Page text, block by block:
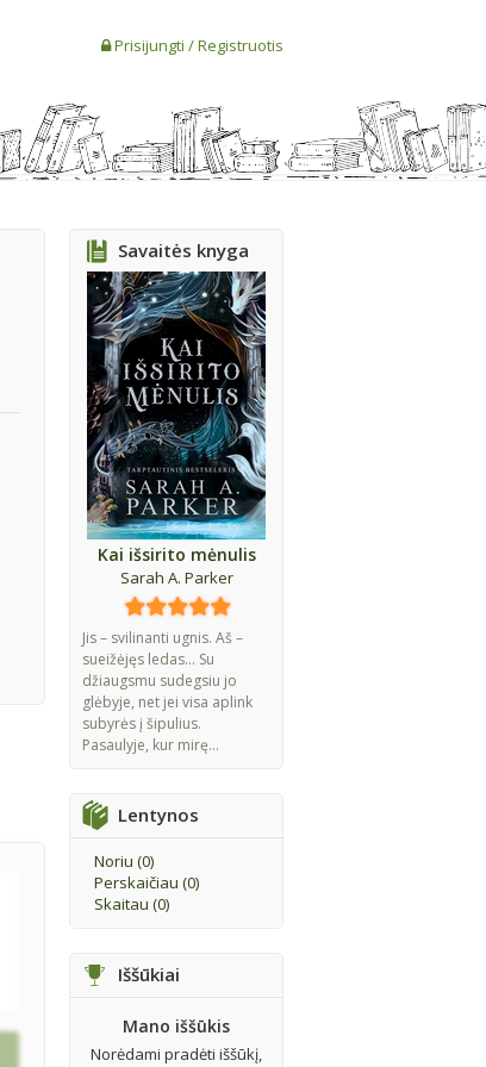
Prisijungti /Registruotis
Savaitės knyga
Kai išsirito mėnulis
Sarah A. Parker
Jis – svilinanti ugnis. Aš –
sueižėjęs ledas... Su
džiaugsmu sudegsiu jo
glėbyje, net jei visa aplink
subyrės į šipulius.
Pasaulyje, kur mirę...
Lentynos
Noriu (0)
Perskaičiau (0)
Skaitau (0)
Iššūkiai
Mano iššūkis
Norėdami pradėti iššūkį,